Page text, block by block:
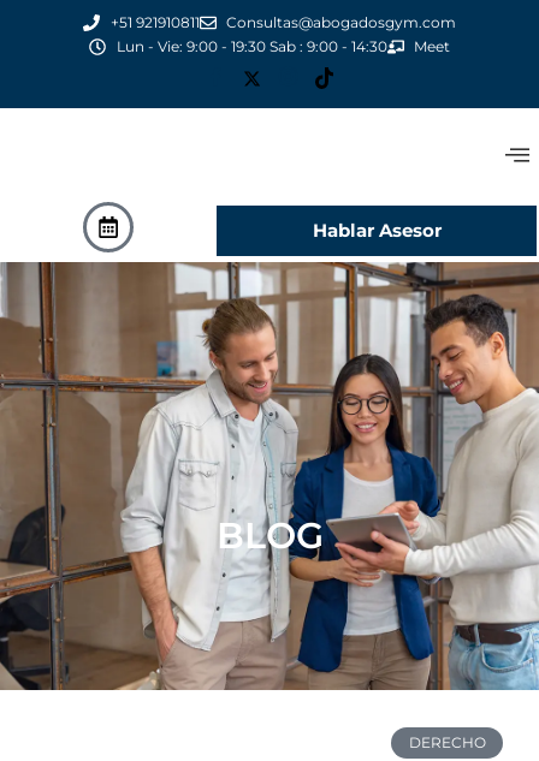
+51 921910811
Consultas@abogadosgym.com
Lun - Vie: 9:00 - 19:30 Sab : 9:00 - 14:30
Meet
Hablar Asesor
BLOG
DERECHO